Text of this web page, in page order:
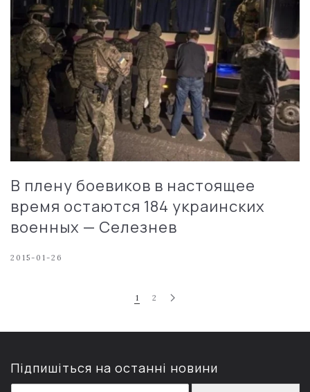
В плену боевиков в настоящее
время остаются 184 украинских
военных — Селезнев
2015-01-26
1 2
Підпишіться на останні новини